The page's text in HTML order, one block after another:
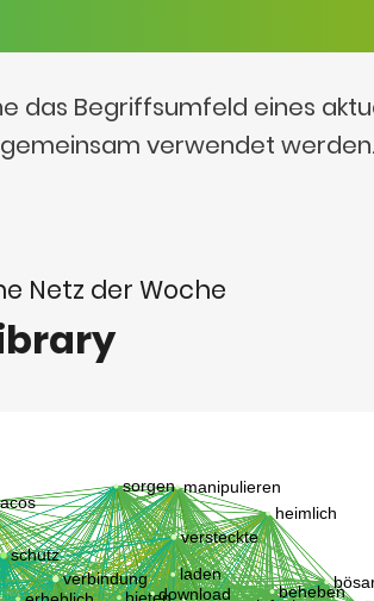
das Begriffsumfeld eines
verwendet werden.
Netz der Woche